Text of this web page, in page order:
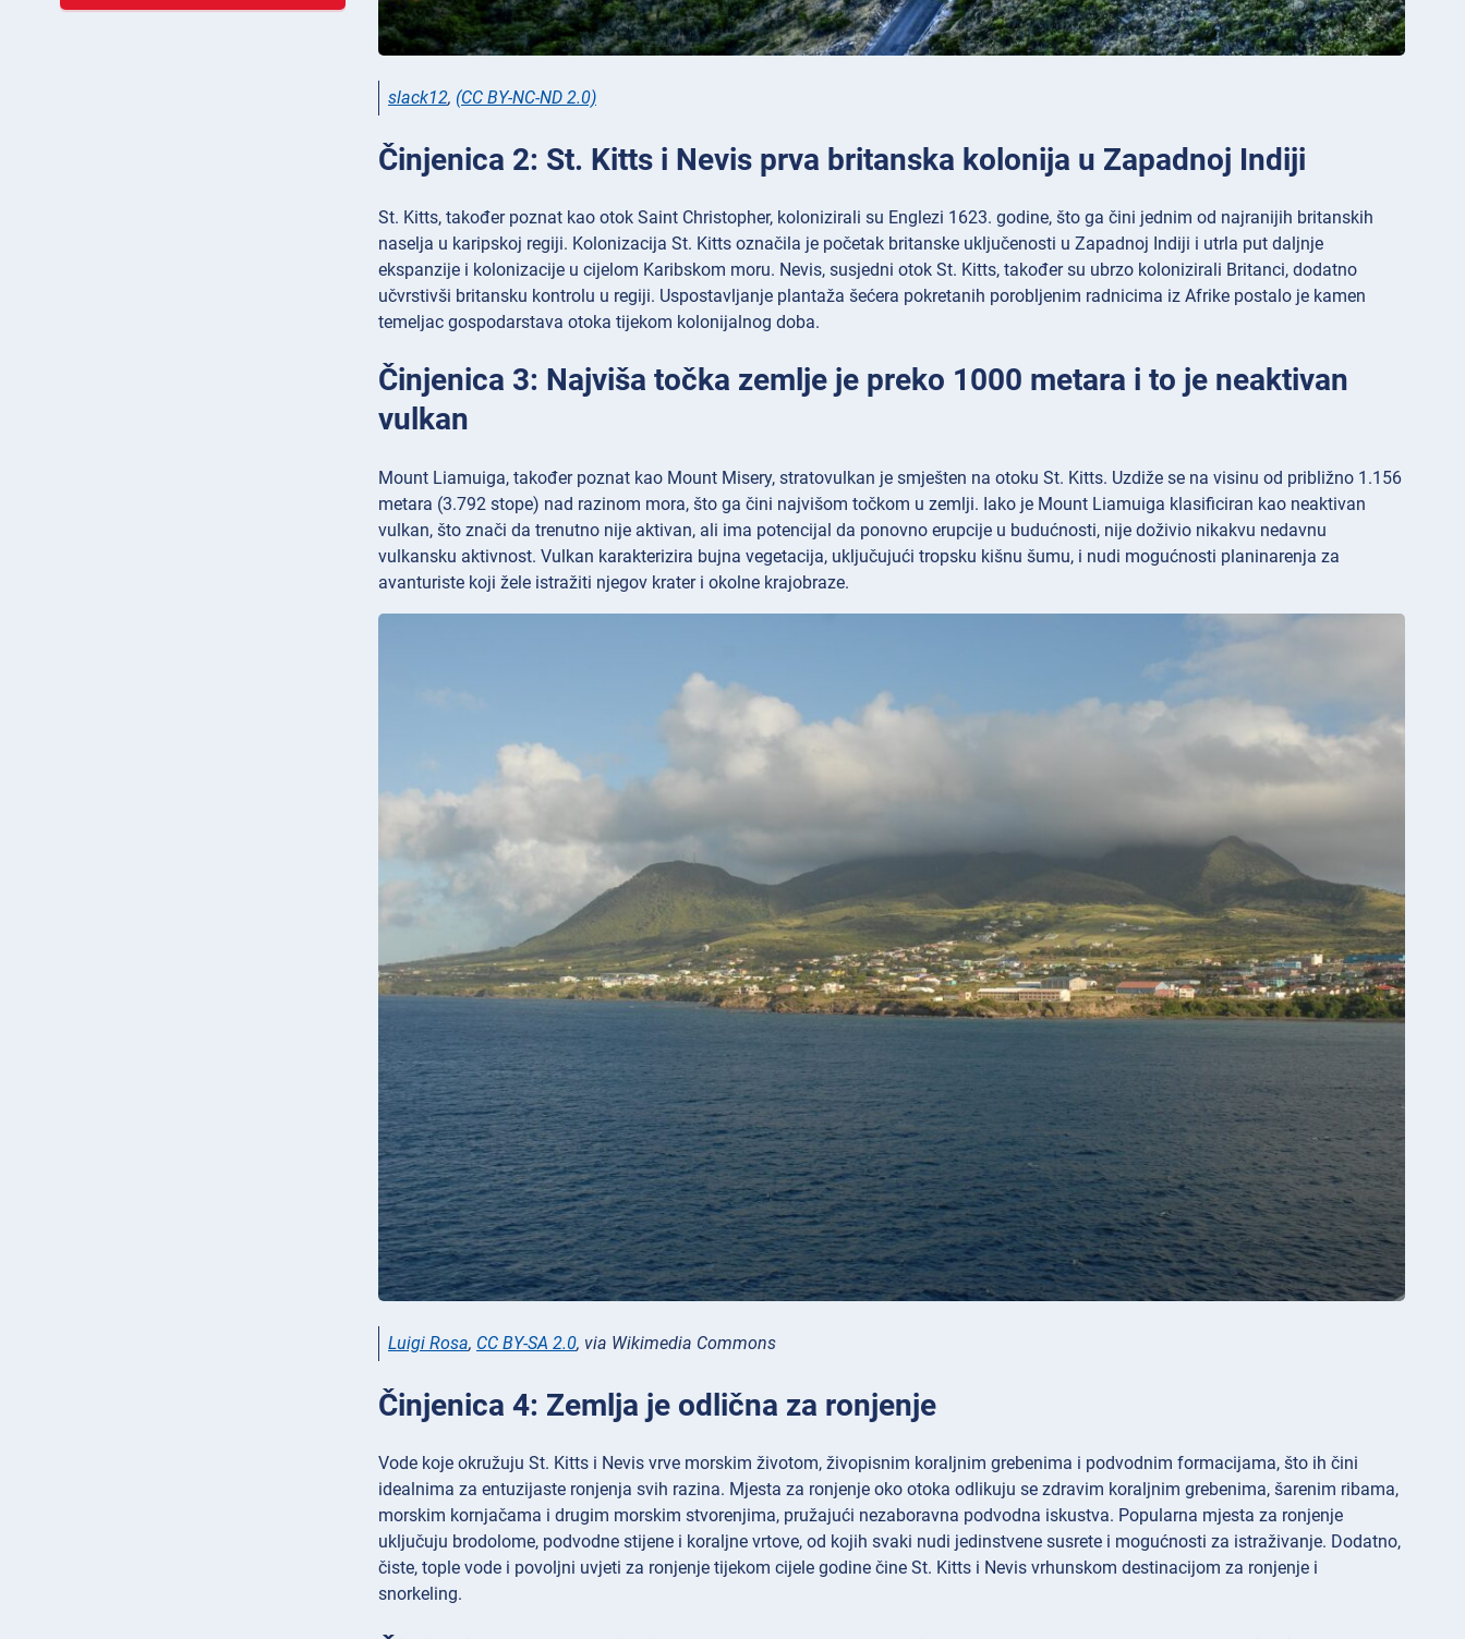
slack12, (CC BY-NC-ND 2.0)
Činjenica 2: St. Kitts i Nevis prva britanska kolonija u Zapadnoj Indiji
St. Kitts, također poznat kao otok Saint Christopher, kolonizirali su Englezi 1623. godine, što ga čini jednim od najranijih britanskih
naselja u karipskoj regiji. Kolonizacija St. Kitts označila je početak britanske uključenosti u Zapadnoj Indiji i utrla put daljnje
ekspanzije i kolonizacije u cijelom Karibskom moru. Nevis, susjedni otok St. Kitts, također su ubrzo kolonizirali Britanci, dodatno
učvrstivši britansku kontrolu u regiji. Uspostavljanje plantaža šećera pokretanih porobljenim radnicima iz Afrike postalo je kamen
temeljac gospodarstava otoka tijekom kolonijalnog doba.
Činjenica 3: Najviša točka zemlje je preko 1000 metara i to je neaktivan
vulkan
Mount Liamuiga, također poznat kao Mount Misery, stratovulkan je smješten na otoku St. Kitts. Uzdiže se na visinu od približno 1.156
metara (3.792 stope) nad razinom mora, što ga čini najvišom točkom u zemlji. Iako je Mount Liamuiga klasificiran kao neaktivan
vulkan, što znači da trenutno nije aktivan, ali ima potencijal da ponovno erupcije u budućnosti, nije doživio nikakvu nedavnu
vulkansku aktivnost. Vulkan karakterizira bujna vegetacija, uključujući tropsku kišnu šumu, i nudi mogućnosti planinarenja za
avanturiste koji žele istražiti njegov krater i okolne krajobrazе.
Luigi Rosa, CC BY-SA 2.0, via Wikimedia Commons
Činjenica 4: Zemlja je odlična za ronjenje
Vode koje okružuju St. Kitts i Nevis vrve morskim životom, živopisnim koraljnim grebenima i podvodnim formacijama, što ih čini
idealnima za entuzijaste ronjenja svih razina. Mjesta za ronjenje oko otoka odlikuju se zdravim koraljnim grebenima, šarenim ribama,
morskim kornjačama i drugim morskim stvorenjima, pružajući nezaboravna podvodna iskustva. Popularna mjesta za ronjenje
uključuju brodolome, podvodne stijene i koraljne vrtove, od kojih svaki nudi jedinstvene susrete i mogućnosti za istraživanje. Dodatno,
čiste, tople vode i povoljni uvjeti za ronjenje tijekom cijele godine čine St. Kitts i Nevis vrhunskom destinacijom za ronjenje i
snorkeling.